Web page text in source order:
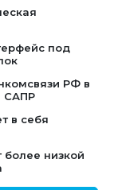
под
РФ в
САПР
в себя
более низкой